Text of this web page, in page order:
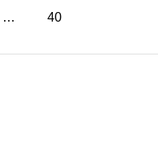
… 40